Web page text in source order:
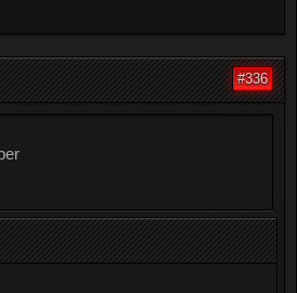
#336